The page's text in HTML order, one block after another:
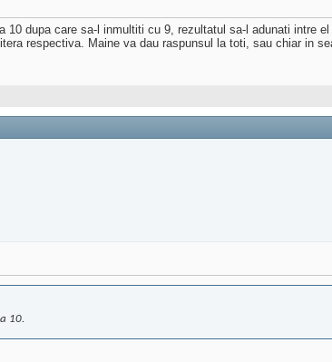
dupa care sa-l inmultiti cu 9, rezultatul sa-l adunati intre
respectiva. Maine va dau raspunsul la toti, sau chiar in
10.